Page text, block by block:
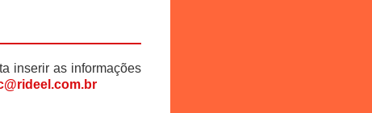
inserir as informações